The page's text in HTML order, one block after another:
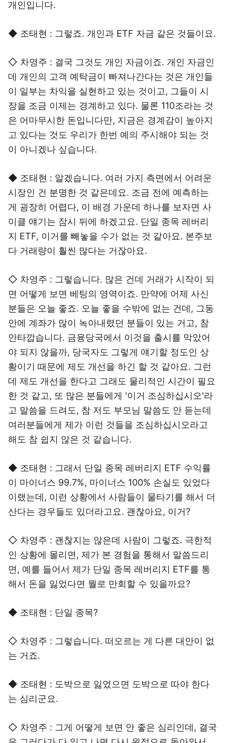
개인입니다.
◆ 조태현 : 그렇죠. 개인과 ETF 자금 같은 것들이요.
◇ 차영주 : 결국 그것도 개인 자금이죠. 개인 자금인
데 개인의 고객 예탁금이 빠져나간다는 것은 개인들
이 일부는 차익을 실현하고 있는 것이고, 그들이 시
장을 조금 이제는 경계하고 있다. 물론 110조라는 것
은 어마무시한 돈입니다만, 지금은 경계감이 높아지
고 있다는 것도 우리가 한번 예의 주시해야 되는 것
이 아니겠나 싶습니다.
◆ 조태현 : 알겠습니다. 여러 가지 측면에서 어려운
시장인 건 분명한 것 같은데요. 조금 전에 예측하는
게 굉장히 어렵다, 이 배경 가운데 하나를 보자면 사
이클 얘기는 잠시 뒤에 하겠고요. 단일 종목 레버리
지 ETF, 이거를 빼놓을 수가 없는 것 같아요. 본주보
다 거래량이 훨씬 많다는 거잖아요.
◇ 차영주 : 그렇습니다. 많은 건데 거래가 시작이 되
면 어떻게 보면 베팅의 영역이죠. 만약에 어제 사신
분들은 오늘 좋죠. 오늘 좋을 수밖에 없는 건데, 그동
안에 계좌가 많이 녹아내렸던 분들이 있는 거고, 참
안타깝습니다. 금융당국에서 이것을 출시를 막았어
야 되지 않을까, 당국자도 그렇게 얘기할 정도인 상
황이기 때문에 제도 개선을 하긴 할 것 같아요. 그런
데 제도 개선을 한다고 그래도 물리적인 시간이 필요
한 것 같고, 또 많은 분들에게 '이거 조심하십시오'라
고 말씀을 드려도, 참 저도 부모님 말씀도 안 듣는데
여러분들에게 제가 이런 것들을 조심하십시오라고
해도 참 쉽지 않은 것 같습니다.
◆ 조태현 : 그래서 단일 종목 레버리지 ETF 수익률
이 마이너스 99.7%, 마이너스 100% 손실도 있었다
이랬는데, 이런 상황에서 사람들이 물타기를 해서 더
산다는 경우들도 있더라고요. 괜찮아요, 이거?
◇ 차영주 : 괜찮지는 않은데 사람이 그렇죠. 극한적
인 상황에 몰리면, 제가 본 경험을 통해서 말씀드리
면, 예를 들어서 제가 단일 종목 레버리지 ETF를 통
해서 돈을 잃었다면 뭘로 만회할 수 있을까요?
◆ 조태현 : 단일 종목?
◇ 차영주 : 그렇습니다. 떠오르는 게 다른 대안이 없
는 거죠.
◆ 조태현 : 도박으로 잃었으면 도박으로 따야 한다
는 심리군요.
◇ 차영주 : 그게 어떻게 보면 안 좋은 심리인데, 결국